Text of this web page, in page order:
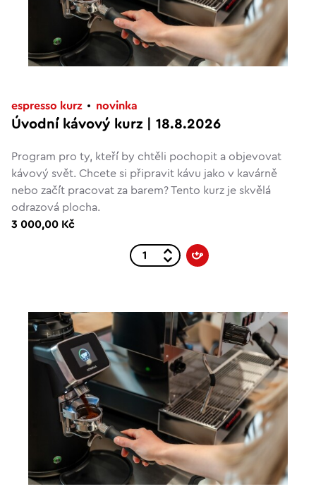
espresso kurz novinka
Úvodní kávový kurz | 18.8.2026
Program pro ty, kteří by chtěli pochopit a objevovat
kávový svět. Chcete si připravit kávu jako v kavárně
nebo začít pracovat za barem? Tento kurz je skvělá
odrazová plocha.
3 000,00 Kč